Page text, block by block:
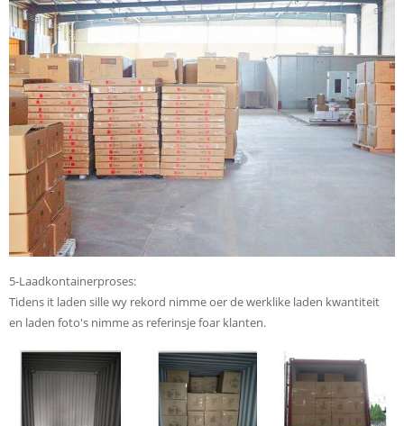
5-Laadkontainerproses:
Tidens it laden sille wy rekord nimme oer de werklike laden kwantiteit
en laden foto's nimme as referinsje foar klanten.